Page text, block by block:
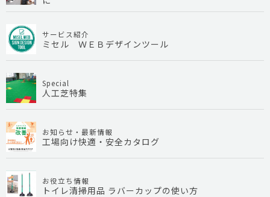
サービス紹介
ミセル ＷＥＢデザインツール
Special
人工芝特集
お知らせ・最新情報
工場向け快適・安全カタログ
お役立ち情報
トイレ清掃用品 ラバーカップの使い方